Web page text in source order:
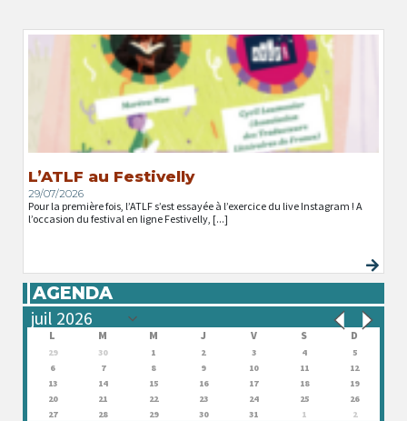
L’ATLF au Festivelly
29/07/2026
Pour la première fois, l’ATLF s’est essayée à l’exercice du live Instagram ! A
l’occasion du festival en ligne Festivelly, [...]
AGENDA
L M M J V S D
29 30 1 2 3 4
5
6
7 8 9 10 11
12
13
14 15 16 17 18
19
20
21 22 23 24 25
26
27
28 29 30 31 1 2